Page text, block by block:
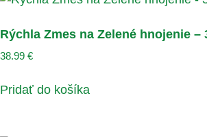
Rýchla Zmes na Zelené hnojenie –
38.99 €
Pridať do košíka